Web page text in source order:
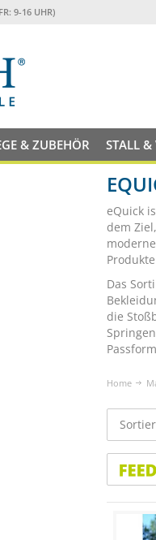
9-16 UHR)
& ZUBEHÖR STALL &
eQuick
dem
Das
die
Home